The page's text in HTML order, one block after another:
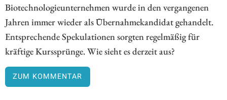
Biotechnologieunternehmen wurde in den vergangenen
Jahren immer wieder als Übernahmekandidat gehandelt.
Entsprechende Spekulationen sorgten regelmäßig für
kräftige Kurssprünge. Wie sieht es derzeit aus?
ZUM KOMMENTAR